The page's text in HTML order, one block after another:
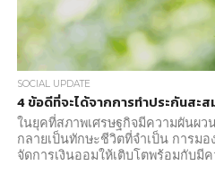
SOCIAL UPDATE
4 ข้อดีที่จะได้จากการทำประกันสะ
ในยุคที่สภาพเศรษฐกิจมีความผันผว
กลายเป็นทักษะชีวิตที่จำเป็น การมอ
จัดการเงินออมให้เติบโตพร้อมกับมี